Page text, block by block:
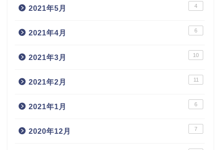
2021年5月 4
2021年4月 6
2021年3月 10
2021年2月 11
2021年1月 6
2020年12月 7